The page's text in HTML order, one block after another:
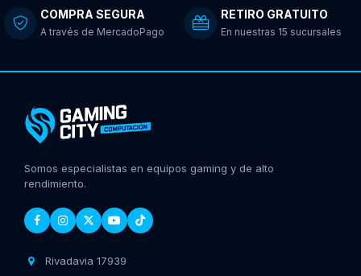
COMPRA SEGURA
A través de MercadoPago
RETIRO GRATUITO
En nuestras 15 sucursales
Somos especialistas en equipos gaming y de alto
rendimiento.
Rivadavia 17939